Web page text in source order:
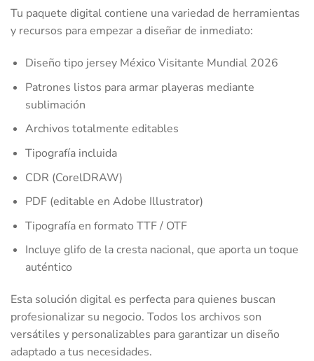
Tu paquete digital contiene una variedad de herramientas
y recursos para empezar a diseñar de inmediato:
Diseño tipo jersey México Visitante Mundial 2026
Patrones listos para armar playeras mediante
sublimación
Archivos totalmente editables
Tipografía incluida
CDR (CorelDRAW)
PDF (editable en Adobe Illustrator)
Tipografía en formato TTF / OTF
Incluye glifo de la cresta nacional, que aporta un toque
auténtico
Esta solución digital es perfecta para quienes buscan
profesionalizar su negocio. Todos los archivos son
versátiles y personalizables para garantizar un diseño
adaptado a tus necesidades.